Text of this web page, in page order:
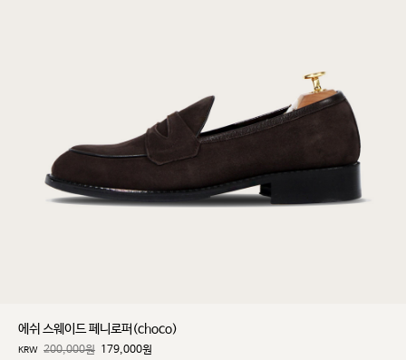
에쉬 스웨이드 페니로퍼(choco)
KRW 200,000원 179,000원